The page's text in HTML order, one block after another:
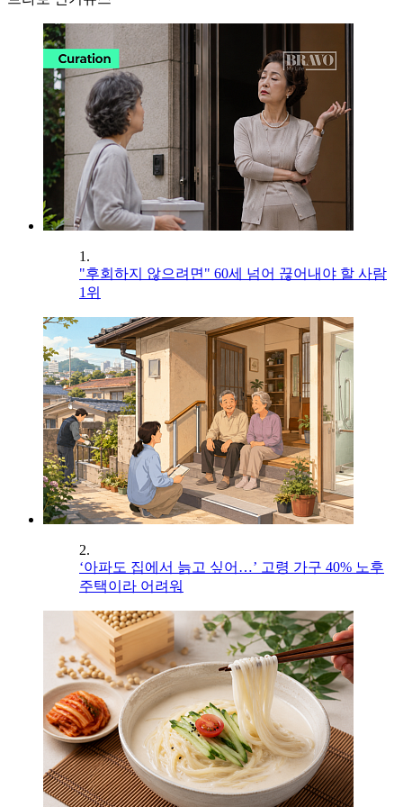
1.
"후회하지 않으려면" 60세 넘어 끊어내야 할 사람
1위
2.
‘아파도 집에서 늙고 싶어…’ 고령 가구 40% 노후
주택이라 어려워